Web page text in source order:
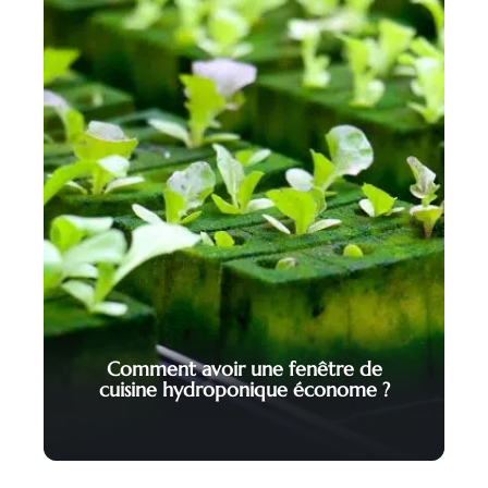
Comment avoir une fenêtre de
cuisine hydroponique économe ?